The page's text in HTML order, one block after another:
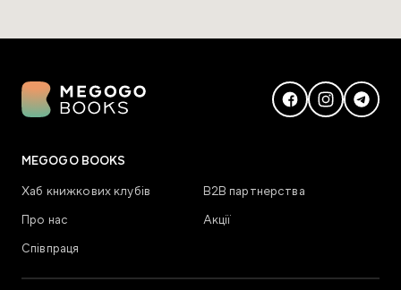
MEGOGO BOOKS
Хаб книжкових клубів
В2В партнерства
Про нас
Акції
Співпраця